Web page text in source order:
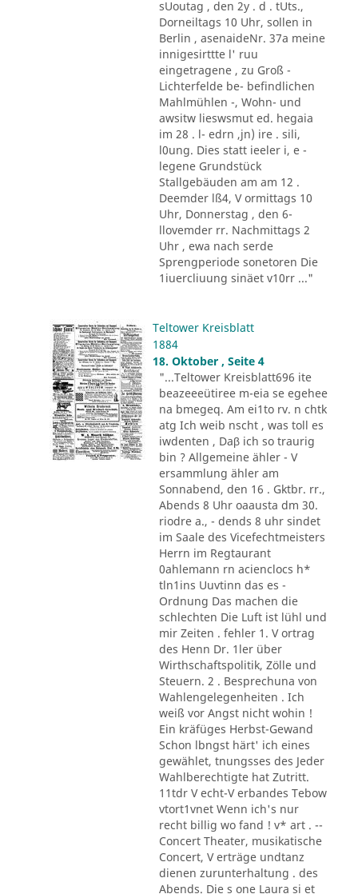
sUoutag , den 2y . d . tUts.,
Dorneiltags 10 Uhr, sollen in
Berlin , asenaideNr. 37a meine
innigesirttte l' ruu
eingetragene , zu Groß -
Lichterfelde be- befindlichen
Mahlmühlen -, Wohn- und
awsitw lieswsmut ed. hegaia
im 28 . l- edrn ,jn) ire . sili,
l0ung. Dies statt ieeler i, e -
legene Grundstück
Stallgebäuden am am 12 .
Deemder lß4, V ormittags 10
Uhr, Donnerstag , den 6-
llovemder rr. Nachmittags 2
Uhr , ewa nach serde
Sprengperiode sonetoren Die
1iuercliuung sinäet v10rr ..."
Teltower Kreisblatt
1884
18. Oktober , Seite 4
"...Teltower Kreisblatt696 ite
beazeeeütiree m-eia se egehee
na bmegeq. Am ei1to rv. n chtk
atg Ich weib nscht , was toll es
iwdenten , Daβ ich so traurig
bin ? Allgemeine ähler - V
ersammlung ähler am
Sonnabend, den 16 . Gktbr. rr.,
Abends 8 Uhr oaausta dm 30.
riodre a., - dends 8 uhr sindet
im Saale des Vicefechtmeisters
Herrn im Regtaurant
0ahlemann rn acienclocs h*
tln1ins Uuvtinn das es -
Ordnung Das machen die
schlechten Die Luft ist lühl und
mir Zeiten . fehler 1. V ortrag
des Henn Dr. 1ler über
Wirthschaftspolitik, Zölle und
Steuern. 2 . Besprechuna von
Wahlengelegenheiten . Ich
weiß vor Angst nicht wohin !
Ein kräfüges Herbst-Gewand
Schon lbngst härt' ich eines
gewählet, tnungsses des Jeder
Wahlberechtigte hat Zutritt.
11tdr V echt-V erbandes Tebow
vtort1vnet Wenn ich's nur
recht billig wo fand ! v* art . --
Concert Theater, musikatische
Concert, V erträge undtanz
dienen zurunterhaltung . des
Abends. Die s one Laura si et